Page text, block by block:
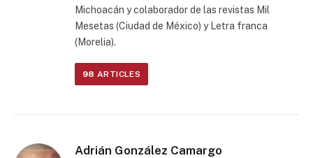
Michoacán y colaborador de las revistas Mil
Mesetas (Ciudad de México) y Letra franca
(Morelia).
98 ARTICLES
Adrián González Camargo